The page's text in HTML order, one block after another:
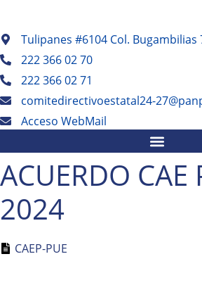
CONTENIDO
Tulipanes #6104 Col. Bugambilias
222 366 02 70
222 366 02 71
comitedirectivoestatal24-
Acceso WebMail
ACUERDO CAE
2024
CAEP-PUE